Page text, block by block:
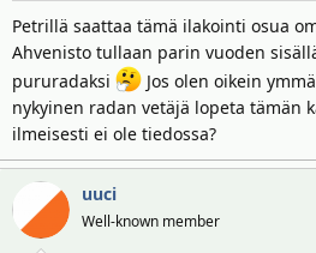
Petrillä saattaa tämä ilakointi osua
Ahvenisto tullaan parin vuoden
pururadaksi
Jos olen oikein
nykyinen radan vetäjä lopeta tämän
ilmeisesti ei ole tiedossa?
uuci
Well-known member